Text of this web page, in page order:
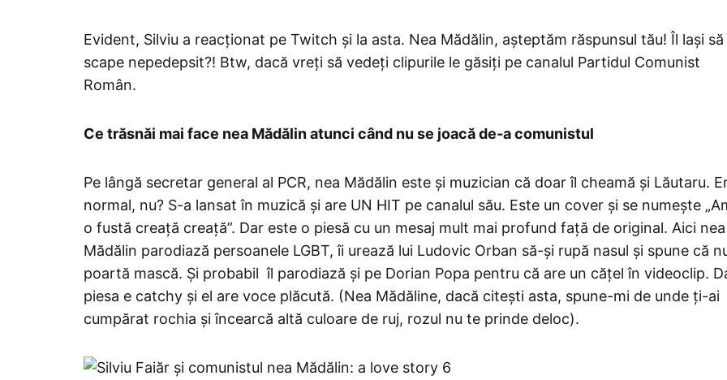
Evident, Silviu a reacționat pe Twitch și la asta. Nea Mădălin, așteptăm răspunsul tău! Îl lași să
scape nepedepsit?! Btw, dacă vreți să vedeți clipurile le găsiți pe canalul Partidul Comunist
Român.
Ce trăsnăi mai face nea Mădălin atunci când nu se joacă de-a comunistul
Pe lângă secretar general al PCR, nea Mădălin este și muzician că doar îl cheamă și Lăutaru.
normal, nu? S-a lansat în muzică și are UN HIT pe canalul său. Este un cover și se numește
o fustă creață creață”. Dar este o piesă cu un mesaj mult mai profund față de original. Aici nea
Mădălin parodiază persoanele LGBT, îi urează lui Ludovic Orban să-și rupă nasul și spune că
poartă mască. Și probabil îl parodiază și pe Dorian Popa pentru că are un cățel în videoclip.
piesa e catchy și el are voce plăcută. (Nea Mădăline, dacă citești asta, spune-mi de unde ți-ai
cumpărat rochia și încearcă altă culoare de ruj, rozul nu te prinde deloc).